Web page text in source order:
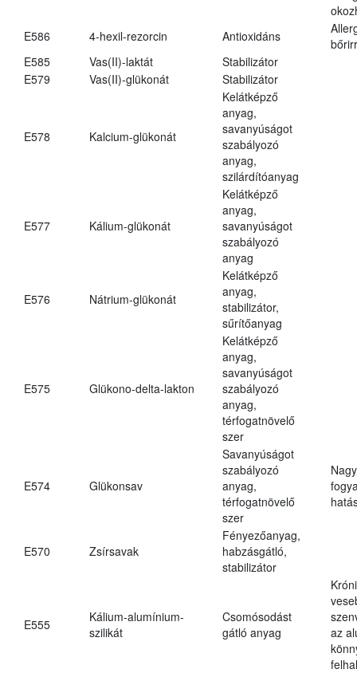
E586
4-hexil-rezorcin Antioxidáns
E585
Vas(II)-laktát
Stabilizátor
E579
Vas(II)-glükonát Stabilizátor
E578 Kalcium-glükonát
Kelátképző
anyag,
savanyúságot
szabályozó
anyag,
szilárdítóanyag
E577 Kálium-glükonát
Kelátképző
anyag,
savanyúságot
szabályozó
anyag
E576 Nátrium-glükonát
Kelátképző
anyag,
stabilizátor,
sűrítőanyag
E575 Glükono-delta-lakton
Kelátképző
anyag,
savanyúságot
szabályozó
anyag,
térfogatnövelő
szer
E574 Glükonsav
Savanyúságot
szabályozó
anyag,
térfogatnövelő
szer
E570 Zsírsavak
Fényezőanyag,
habzásgátló,
stabilizátor
E555
Kálium-alumínium-
szilikát
Csomósodást
gátló anyag
az